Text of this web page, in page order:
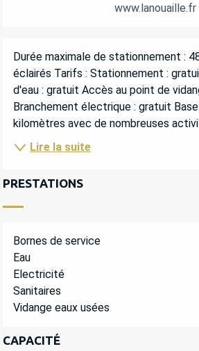
www.lanouaille.fr
DESCRIPTION
Durée maximale de stationnement :
éclairés Tarifs : Stationnement :
d'eau : gratuit Accès au point de
Branchement électrique : gratuit
kilomètres avec de nombreuses
Lire la suite
PRESTATIONS
Bornes de service
Eau
Electricité
Sanitaires
Vidange eaux usées
CAPACITÉ